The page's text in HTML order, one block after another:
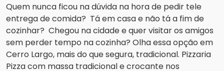
Quem nunca ficou na dúvida na hora de pedir tele
entrega de comida? Tá em casa e não tá a fim de
cozinhar? Chegou na cidade e quer visitar os amigos
sem perder tempo na cozinha? Olha essa opção em
Cerro Largo, mais do que segura, tradicional. Pizzaria
Pizza com massa tradicional e crocante nos